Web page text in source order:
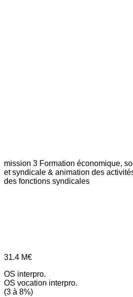
mission 3 Formation économique,
et syndicale & animation des
des fonctions syndicales
31.4 M€
OS interpro.
OS vocation interpro.
(3 à 8%)